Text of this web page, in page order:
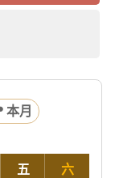
本月
五 六